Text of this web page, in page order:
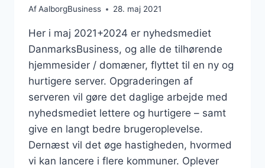
AfAalborgBusiness 28. maj 2021
Her i maj 2021+2024 er nyhedsmediet
DanmarksBusiness, og alle de tilhørende
hjemmesider / domæner, flyttet til en ny og
hurtigere server. Opgraderingen af
serveren vil gøre det daglige arbejde med
nyhedsmediet lettere og hurtigere – samt
give en langt bedre brugeroplevelse.
Dernæst vil det øge hastigheden, hvormed
vi kan lancere i flere kommuner. Oplever